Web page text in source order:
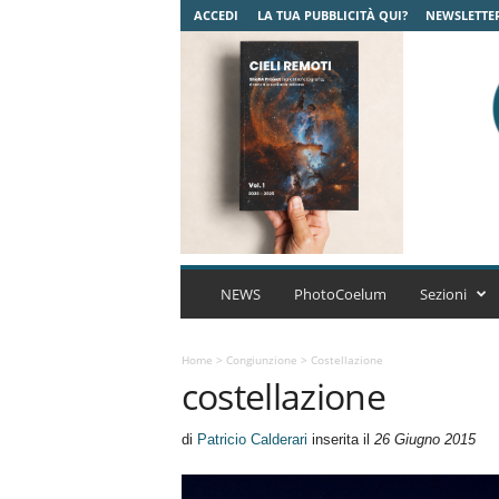
ACCEDI LA TUA PUBBLICITÀ QUI?
C
r
NEWS PhotoCoelum Sezioni
Home > Congiunzione > Costellazione
costellazione
di Patricio Calderari inserita il 26 Giugno 2015